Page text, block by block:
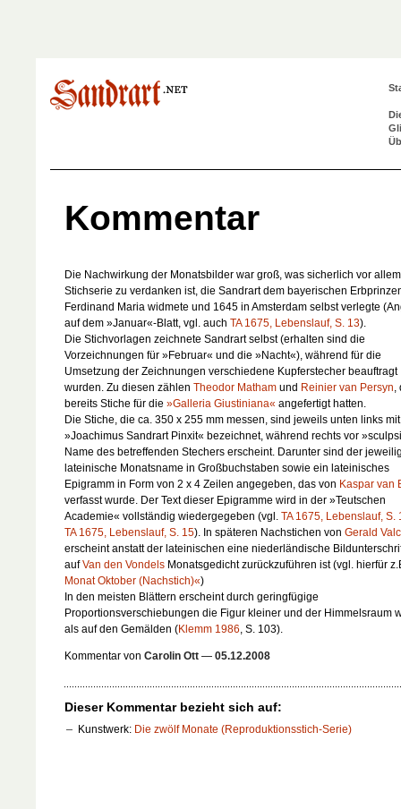
Kommentar
Die Nachwirkung der Monatsbilder war groß, was sicherlich vor
Stichserie zu verdanken ist, die Sandrart dem bayerischen
Ferdinand Maria widmete und 1645 in Amsterdam selbst verlegte
auf dem »Januar«-Blatt, vgl. auch TA 1675, Lebenslauf, S. 13).
Die Stichvorlagen zeichnete Sandrart selbst (erhalten sind die
Vorzeichnungen für »Februar« und die »Nacht«), während für die
Umsetzung der Zeichnungen verschiedene Kupferstecher beauftragt
wurden. Zu diesen zählen Theodor Matham und Reinier van Persyn,
bereits Stiche für die »Galleria Giustiniana« angefertigt hatten.
Die Stiche, die ca. 350 x 255 mm messen, sind jeweils unten links mit
»Joachimus Sandrart Pinxit« bezeichnet, während rechts vor
Name des betreffenden Stechers erscheint. Darunter sind der
lateinische Monatsname in Großbuchstaben sowie ein lateinisches
Epigramm in Form von 2 x 4 Zeilen angegeben, das von Kaspar van
verfasst wurde. Der Text dieser Epigramme wird in der »Teutschen
Academie« vollständig wiedergegeben (vgl. TA 1675, Lebenslauf, S.
TA 1675, Lebenslauf, S. 15). In späteren Nachstichen von Gerald
erscheint anstatt der lateinischen eine niederländische
aufVan den Vondels Monatsgedicht zurückzuführen ist (vgl. hierfür
Monat Oktober (Nachstich)«)
In den meisten Blättern erscheint durch geringfügige
Proportionsverschiebungen die Figur kleiner und der Himmelsraum
als auf den Gemälden (Klemm 1986, S. 103).
Kommentar von Carolin Ott — 05.12.2008
Dieser Kommentar bezieht sich auf:
Kunstwerk: Die zwölf Monate (Reproduktionsstich-Serie)